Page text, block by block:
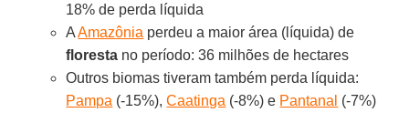
18% de perda líquida
AAmazônia perdeu a maior área (líquida) de
floresta no período: 36 milhões de hectares
Outros biomas tiveram também perda líquida:
Pampa (-15%),Caatinga (-8%) e Pantanal (-7%)